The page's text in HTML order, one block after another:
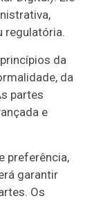
regulatória.
da
da
partes
e
preferência,
garantir
Os